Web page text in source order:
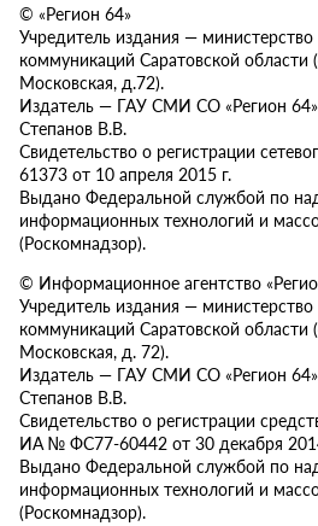
© «Регион 64»
Учредитель издания —
коммуникаций Саратовской области
Московская, д.72).
Издатель — ГАУ СМИ СО «Регион
Степанов В.В.
Свидетельство о регистрации
61373 от 10 апреля 2015 г.
Выдано Федеральной службой по
информационных технологий и
(Роскомнадзор).
© Информационное агентство
Учредитель издания —
коммуникаций Саратовской области
Московская, д. 72).
Издатель — ГАУ СМИ СО «Регион
Степанов В.В.
Свидетельство о регистрации
ИА № ФС77-60442 от 30 декабря
Выдано Федеральной службой по
информационных технологий и
(Роскомнадзор).